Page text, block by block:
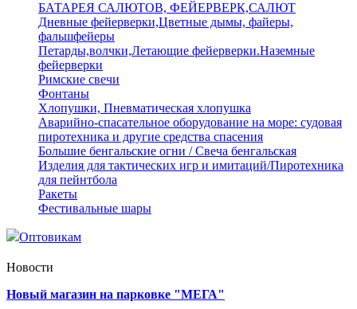
БАТАРЕЯ САЛЮТОВ, ФЕЙЕРВЕРК,САЛЮТ
Дневные фейерверки,Цветные дымы, файеры,
фальшфейеры
Петарды,волчки,Летающие фейерверки.Наземные
фейерверки
Римские свечи
Фонтаны
Хлопушки, Пневматическая хлопушка
Аварийно-спасательное оборудование на море: судовая
пиротехника и другие средства спасения
Большие бенгальские огни / Свеча бенгальская
Изделия для тактических игр и имитаций/Пиротехника
для пейнтбола
Ракеты
Фестивальные шары
Оптовикам
Новости
Новый магазин на парковке "МЕГА"